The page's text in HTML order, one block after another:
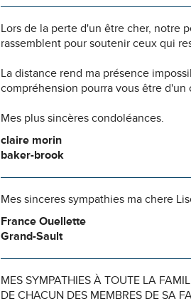
Lors de la perte d'un être cher, notre
rassemblent pour soutenir ceux qui
La distance rend ma présence
compréhension pourra vous être d'un
Mes plus sincères condoléances.
claire morin
baker-brook
Mes sinceres sympathies ma chere
France Ouellette
Grand-Sault
MES SYMPATHIES À TOUTE LA
DE CHACUN DES MEMBRES DE SA